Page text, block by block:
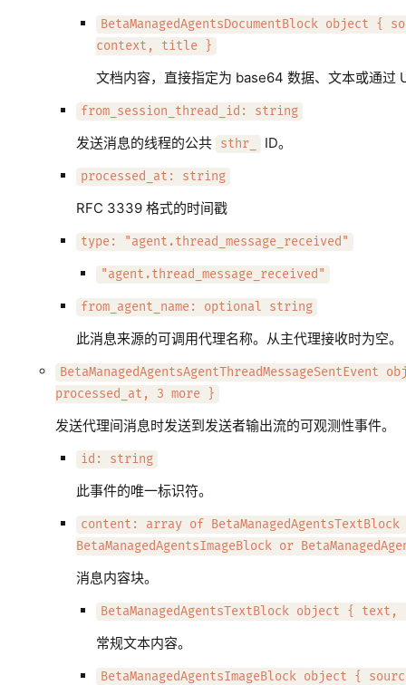
BetaManagedAgentsDocumentBlock object {
context, title }
文档内容，直接指定为 base64 数据、文本或通过
from_session_thread_id: string
发送消息的线程的公共 sthr_ ID。
processed_at: string
RFC 3339 格式的时间戳
type: "agent.thread_message_received"
"agent.thread_message_received"
from_agent_name: optional string
此消息来源的可调用代理名称。从主代理接收时为空。
processed_at, 3 more }
发送代理间消息时发送到发送者输出流的可观测性事件。
id: string
此事件的唯一标识符。
content: array of BetaManagedAgentsTextBlock
BetaManagedAgentsImageBlock or
消息内容块。
BetaManagedAgentsTextBlock object {
常规文本内容。
BetaManagedAgentsImageBlock object {